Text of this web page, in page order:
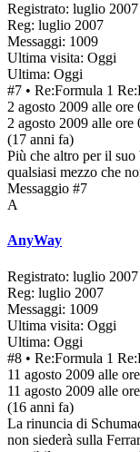
Registrato: luglio 2007
Reg: luglio 2007
Messaggi: 1009
Ultima visita: Oggi
Ultima: Oggi
#7 • Re:Formula 1
2 agosto 2009 alle ore
2 agosto 2009 alle ore
(17 anni fa)
Più che altro per il
qualsiasi mezzo che
Messaggio #7
A
AnyWay
Registrato: luglio 2007
Reg: luglio 2007
Messaggi: 1009
Ultima visita: Oggi
Ultima: Oggi
#8 • Re:Formula 1
11 agosto 2009 alle
11 agosto 2009 alle
(16 anni fa)
La rinuncia di
non siederà sulla